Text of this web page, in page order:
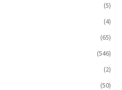
(5)
(4)
(65)
(546)
(2)
(50)